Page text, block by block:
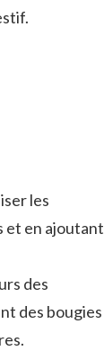
les
et en ajoutant
des
des bougies